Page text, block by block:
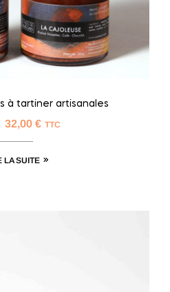
à tartiner artisanales
32,00 € TTC
LA SUITE